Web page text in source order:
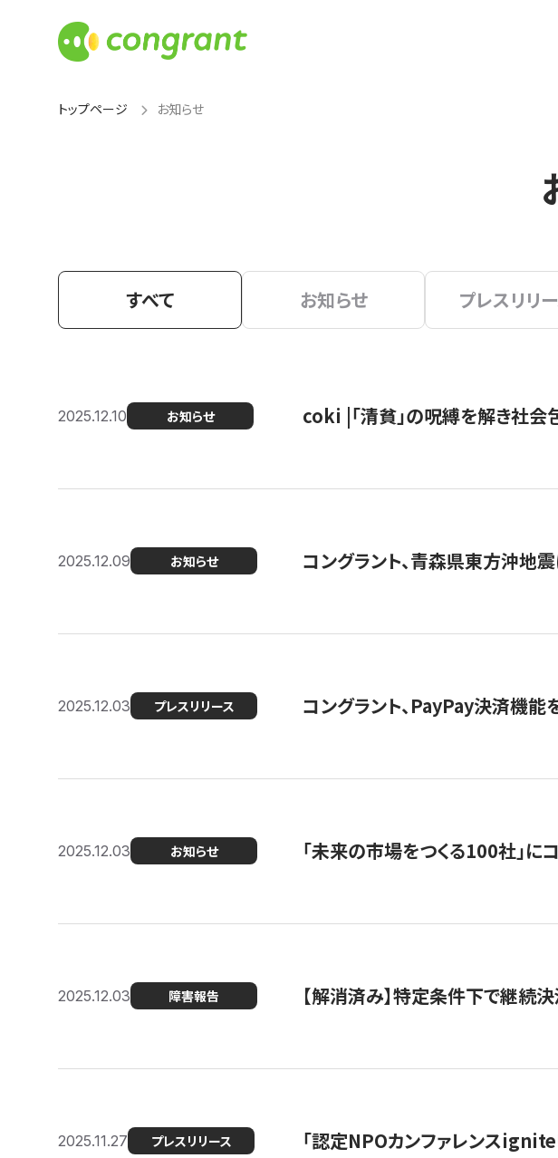
トップページ お知らせ
すべて お知らせ プレスリリ
2025.12.10 お知らせ coki |「清貧」の呪縛を解き社
2025.12.09 お知らせ コングラント、青森県東方沖地
2025.12.03 プレスリリース コングラント、PayPay決済機
2025.12.03 お知らせ 「未来の市場をつくる100社」
2025.12.03 障害報告 【解消済み】特定条件下で継
2025.11.27 プレスリリース 「認定NPOカンファレンス